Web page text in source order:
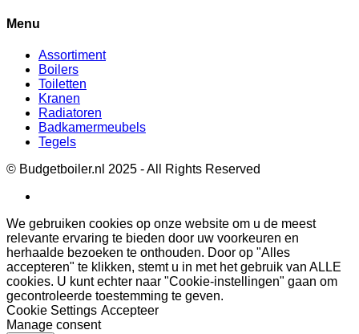
Menu
Assortiment
Boilers
Toiletten
Kranen
Radiatoren
Badkamermeubels
Tegels
© Budgetboiler.nl 2025 - All Rights Reserved
We gebruiken cookies op onze website om u de meest
relevante ervaring te bieden door uw voorkeuren en
herhaalde bezoeken te onthouden. Door op "Alles
accepteren" te klikken, stemt u in met het gebruik van ALLE
cookies. U kunt echter naar "Cookie-instellingen" gaan om
gecontroleerde toestemming te geven.
Cookie Settings Accepteer
Manage consent